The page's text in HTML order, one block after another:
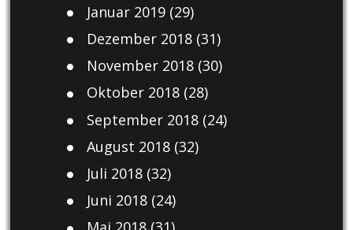
Januar 2019(29)
Dezember 2018(31)
November 2018(30)
Oktober 2018(28)
September 2018(24)
August 2018(32)
Juli 2018(32)
Juni 2018(24)